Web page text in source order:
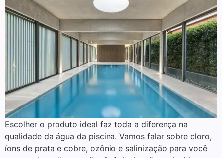
Escolher o produto ideal faz toda a diferença na
qualidade da água da piscina. Vamos falar sobre cloro,
íons de prata e cobre, ozônio e salinização para você